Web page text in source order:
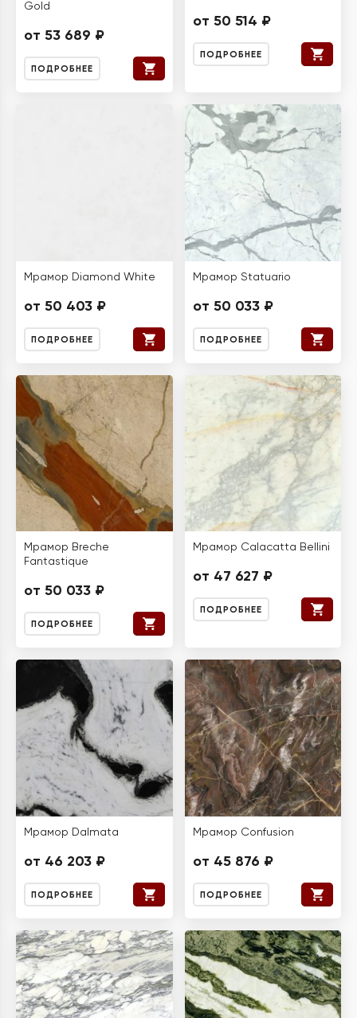
Gold
от 53 689 ₽
ПОДРОБНЕЕ
от 50 514 ₽
ПОДРОБНЕЕ
Мрамор Diamond White
от 50 403 ₽
ПОДРОБНЕЕ
Мрамор Statuario
от 50 033 ₽
ПОДРОБНЕЕ
Мрамор Breche
Fantastique
от 50 033 ₽
ПОДРОБНЕЕ
Мрамор Calacatta Bellini
от 47 627 ₽
ПОДРОБНЕЕ
Мрамор Dalmata
от 46 203 ₽
ПОДРОБНЕЕ
Мрамор Confusion
от 45 876 ₽
ПОДРОБНЕЕ